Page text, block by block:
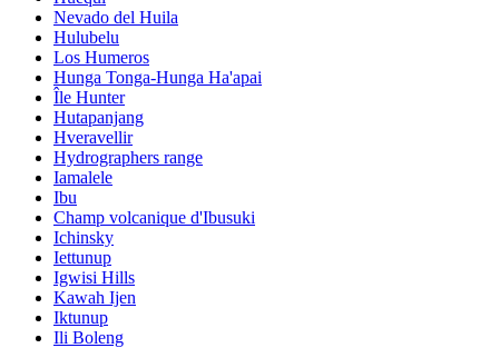
Nevado del Huila
Hulubelu
Los Humeros
Hunga Tonga-Hunga Ha'apai
Île Hunter
Hutapanjang
Hveravellir
Hydrographers range
Iamalele
Ibu
Champ volcanique d'Ibusuki
Ichinsky
Iettunup
Igwisi Hills
Kawah Ijen
Iktunup
Ili Boleng